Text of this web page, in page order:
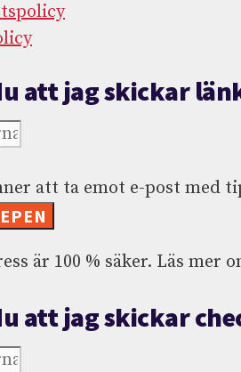
att jag skickar
att ta emot e-post med
är 100 % säker. Läs
att jag skickar